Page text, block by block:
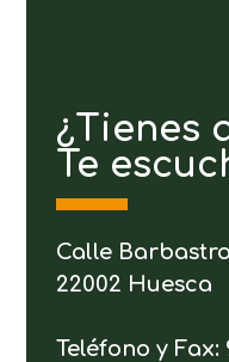
¿Tienes
Te
Calle
22002 Huesca
Teléfono y Fax: